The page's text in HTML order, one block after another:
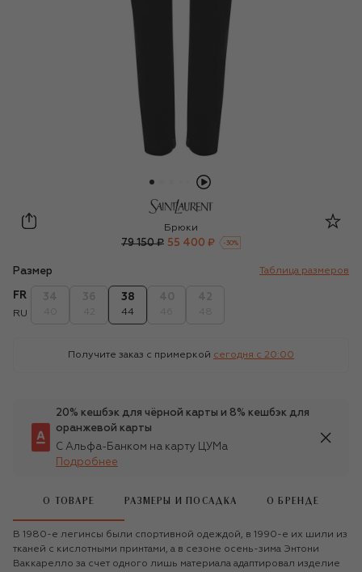
Saint Laurent
Брюки
79 150 ₽ 55 400 ₽ -30%
Размер Таблица размеров
FR
RU
38
44
Получите заказ с примеркой сегодня c 20:00
20% кешбэк для чёрной карты и 8% кешбэк для
оранжевой карты
С Альфа-Банком на карту ЦУМа
Подробнее
О ТОВАРЕ РАЗМЕРЫ И ПОСАДКА О БРЕНДЕ
В 1980-е легинсы были спортивной одеждой, в 1990-е их шили из
тканей с кислотными принтами, а в сезоне осень-зима Энтони
Ваккарелло за счет одного лишь материала адаптировал изделие